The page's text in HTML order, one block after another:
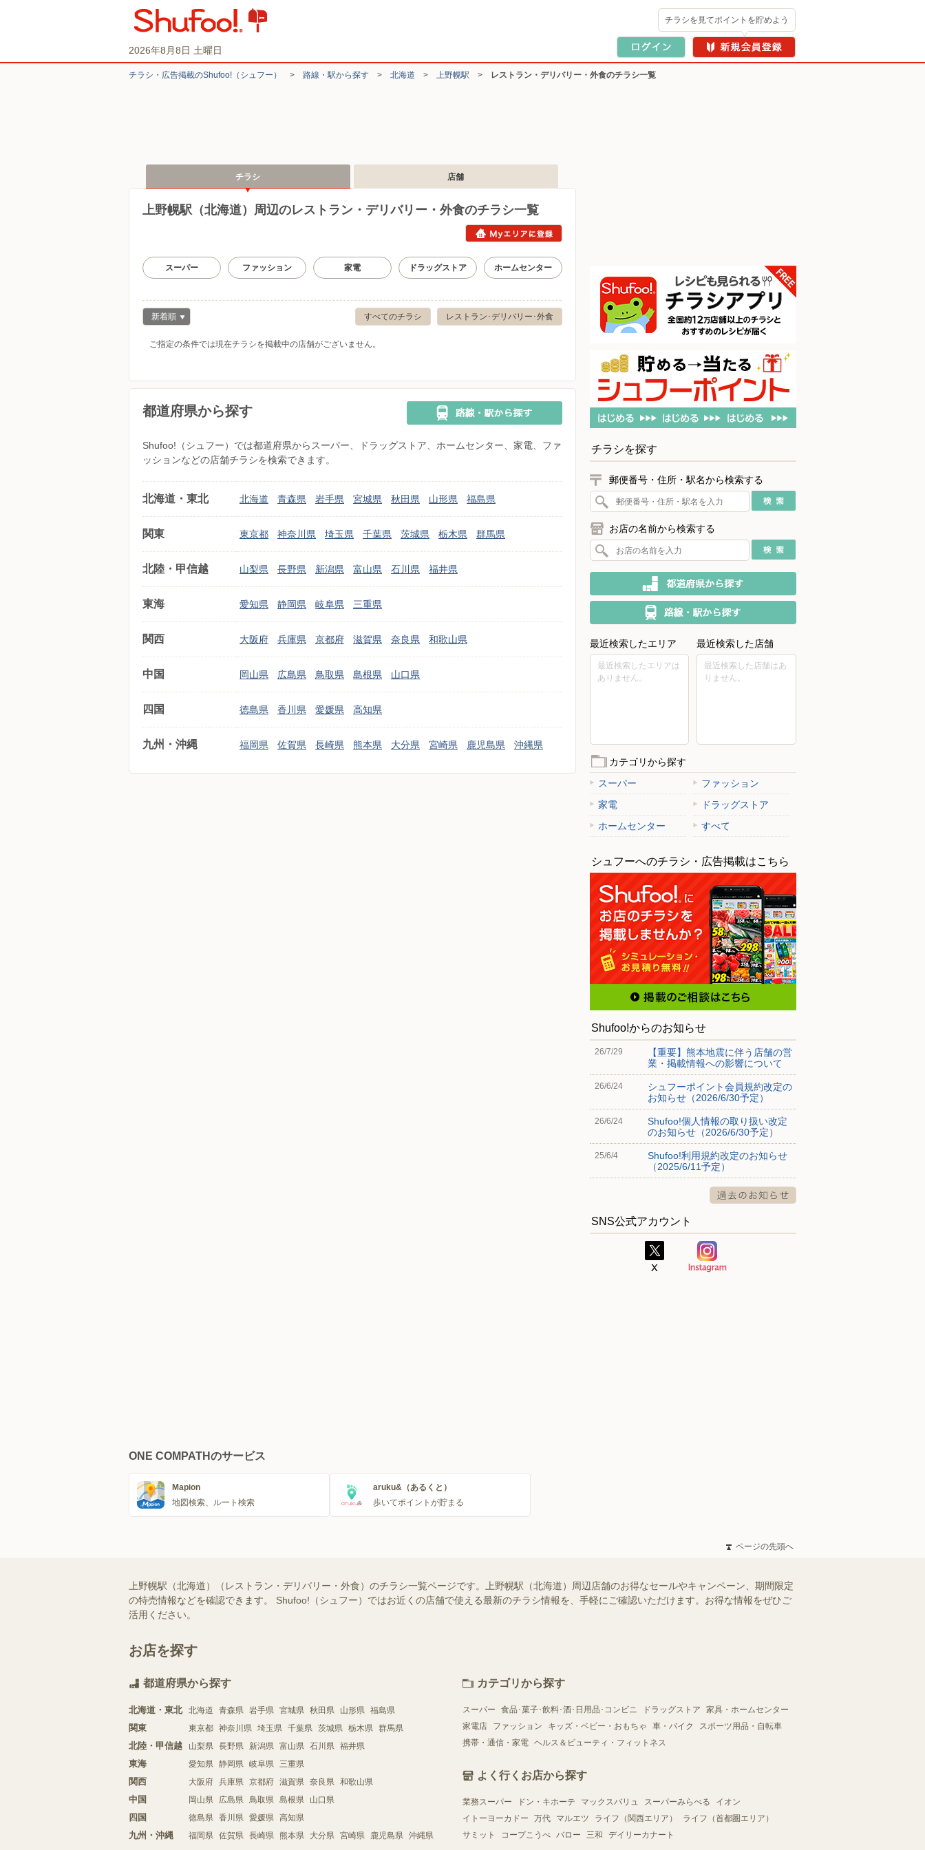
2026年8月8日 土曜日
チラシを見てポイントを貯めよう
チラシ・​広告掲載の​Shufoo!​（シュフー） > 路線・駅から探す > 北海道 > 上野幌駅 > レストラン・デリバリー・外食のチラシ一覧
チラシ 店舗
上野幌駅（北海道）周辺のレストラン・デリバリー・外食のチラシ一覧
スーパー ファッション 家電 ドラッグストア ホームセンター
レストラン･デリバリー･外食
すべてのチラシ
新着順
ご指定の条件では現在チラシを掲載中の店舗がございません。
都道府県から探す
Shufoo!（シュフー）では都道府県からスーパー、ドラッグストア、ホームセンター、家電、ファ
ッションなどの店舗チラシを検索できます。
北海道・東北 北海道 青森県 岩手県 宮城県 秋田県 山形県 福島県
関東 東京都 神奈川県 埼玉県 千葉県 茨城県 栃木県 群馬県
北陸・甲信越 山梨県 長野県 新潟県 富山県 石川県 福井県
東海 愛知県 静岡県 岐阜県 三重県
関西 大阪府 兵庫県 京都府 滋賀県 奈良県 和歌山県
中国 岡山県 広島県 鳥取県 島根県 山口県
四国 徳島県 香川県 愛媛県 高知県
九州・沖縄 福岡県 佐賀県 長崎県 熊本県 大分県 宮崎県 鹿児島県 沖縄県
チラシを探す
郵便番号・住所・駅名から検索する
お店の名前から検索する
最近検索したエリア
最近検索したエリアは
ありません。
最近検索した店舗
最近検索した店舗はあ
りません。
カテゴリから探す
スーパー
ファッション
家電
ドラッグストア
ホームセンター
すべて
シュフーへのチラシ・広告掲載はこちら
Shufoo!からのお知らせ
26/7/29
【重要】熊本地震に伴う店舗の営
業・掲載情報への影響について
26/6/24
シュフーポイント会員規約改定の
お知らせ（2026/6/30予定）
26/6/24
Shufoo!個人情報の取り扱い改定
のお知らせ（2026/6/30予定）
25/6/4
Shufoo!利用規約改定のお知らせ
（2025/6/11予定）
SNS公式アカウント
ONE COMPATHのサービス
Mapion
地図検索、ルート検索
aruku&（あるくと）
歩いてポイントが貯まる
ページの先頭へ
上野幌駅（北海道）（レストラン・デリバリー・外食）のチラシ一覧ページです。上野幌駅（北海道）周辺店舗のお得なセールやキャンペーン、期間限定
の特売情報などを確認できます。 Shufoo!（シュフー）ではお近くの店舗で使える最新のチラシ情報を、手軽にご確認いただけます。お得な情報をぜひご
活用ください。
お店を探す
都道府県から探す
北海道・東北 北海道 青森県 岩手県 宮城県 秋田県 山形県 福島県
関東 東京都 神奈川県 埼玉県 千葉県 茨城県 栃木県 群馬県
北陸・甲信越 山梨県 長野県 新潟県 富山県 石川県 福井県
東海 愛知県 静岡県 岐阜県 三重県
関西 大阪府 兵庫県 京都府 滋賀県 奈良県 和歌山県
中国 岡山県 広島県 鳥取県 島根県 山口県
四国 徳島県 香川県 愛媛県 高知県
九州・沖縄 福岡県 佐賀県 長崎県 熊本県 大分県 宮崎県 鹿児島県 沖縄県
カテゴリから探す
スーパー 食品･菓子･飲料･酒･日用品･コンビニ ドラッグストア
家具・ホームセンター
家電店
ファッション キッズ・ベビー・おもちゃ 車・バイク
スポーツ用品・自転車
携帯・通信・家電 ヘルス＆ビューティ・フィットネス
よく行くお店から探す
業務スーパー ドン・キホーテ マックスバリュ スーパーみらべる
イオン
イトーヨーカドー
万代 マルエツ ライフ（関西エリア）
ライフ（首都圏エリア）
サミット
コープこうべ バロー 三和 デイリーカナート